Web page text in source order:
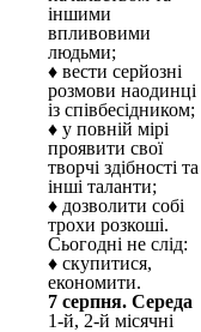
іншими
впливовими
людьми;
♦ вести серйозні
розмови наодинці
із співбесідником;
♦ у повній мірі
проявити свої
творчі здібності та
інші таланти;
♦ дозволити собі
трохи розкоші.
Сьогодні не слід:
♦ скупитися,
економити.
7 серпня. Середа
1-й, 2-й місячні